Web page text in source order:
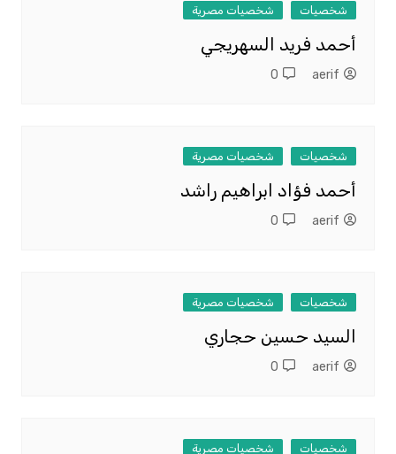
شخصيات شخصيات مصرية
أحمد فريد السهريجي
aerif
0
شخصيات شخصيات مصرية
أحمد فؤاد ابراهيم راشد
aerif
0
شخصيات شخصيات مصرية
السيد حسين حجاري
aerif
0
شخصيات شخصيات مصرية